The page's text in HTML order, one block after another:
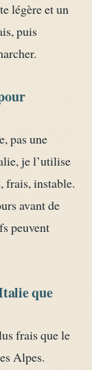
légère et un
puis
pas une
je l’utilise
frais, instable.
avant de
peuvent
que
frais que le
Alpes.